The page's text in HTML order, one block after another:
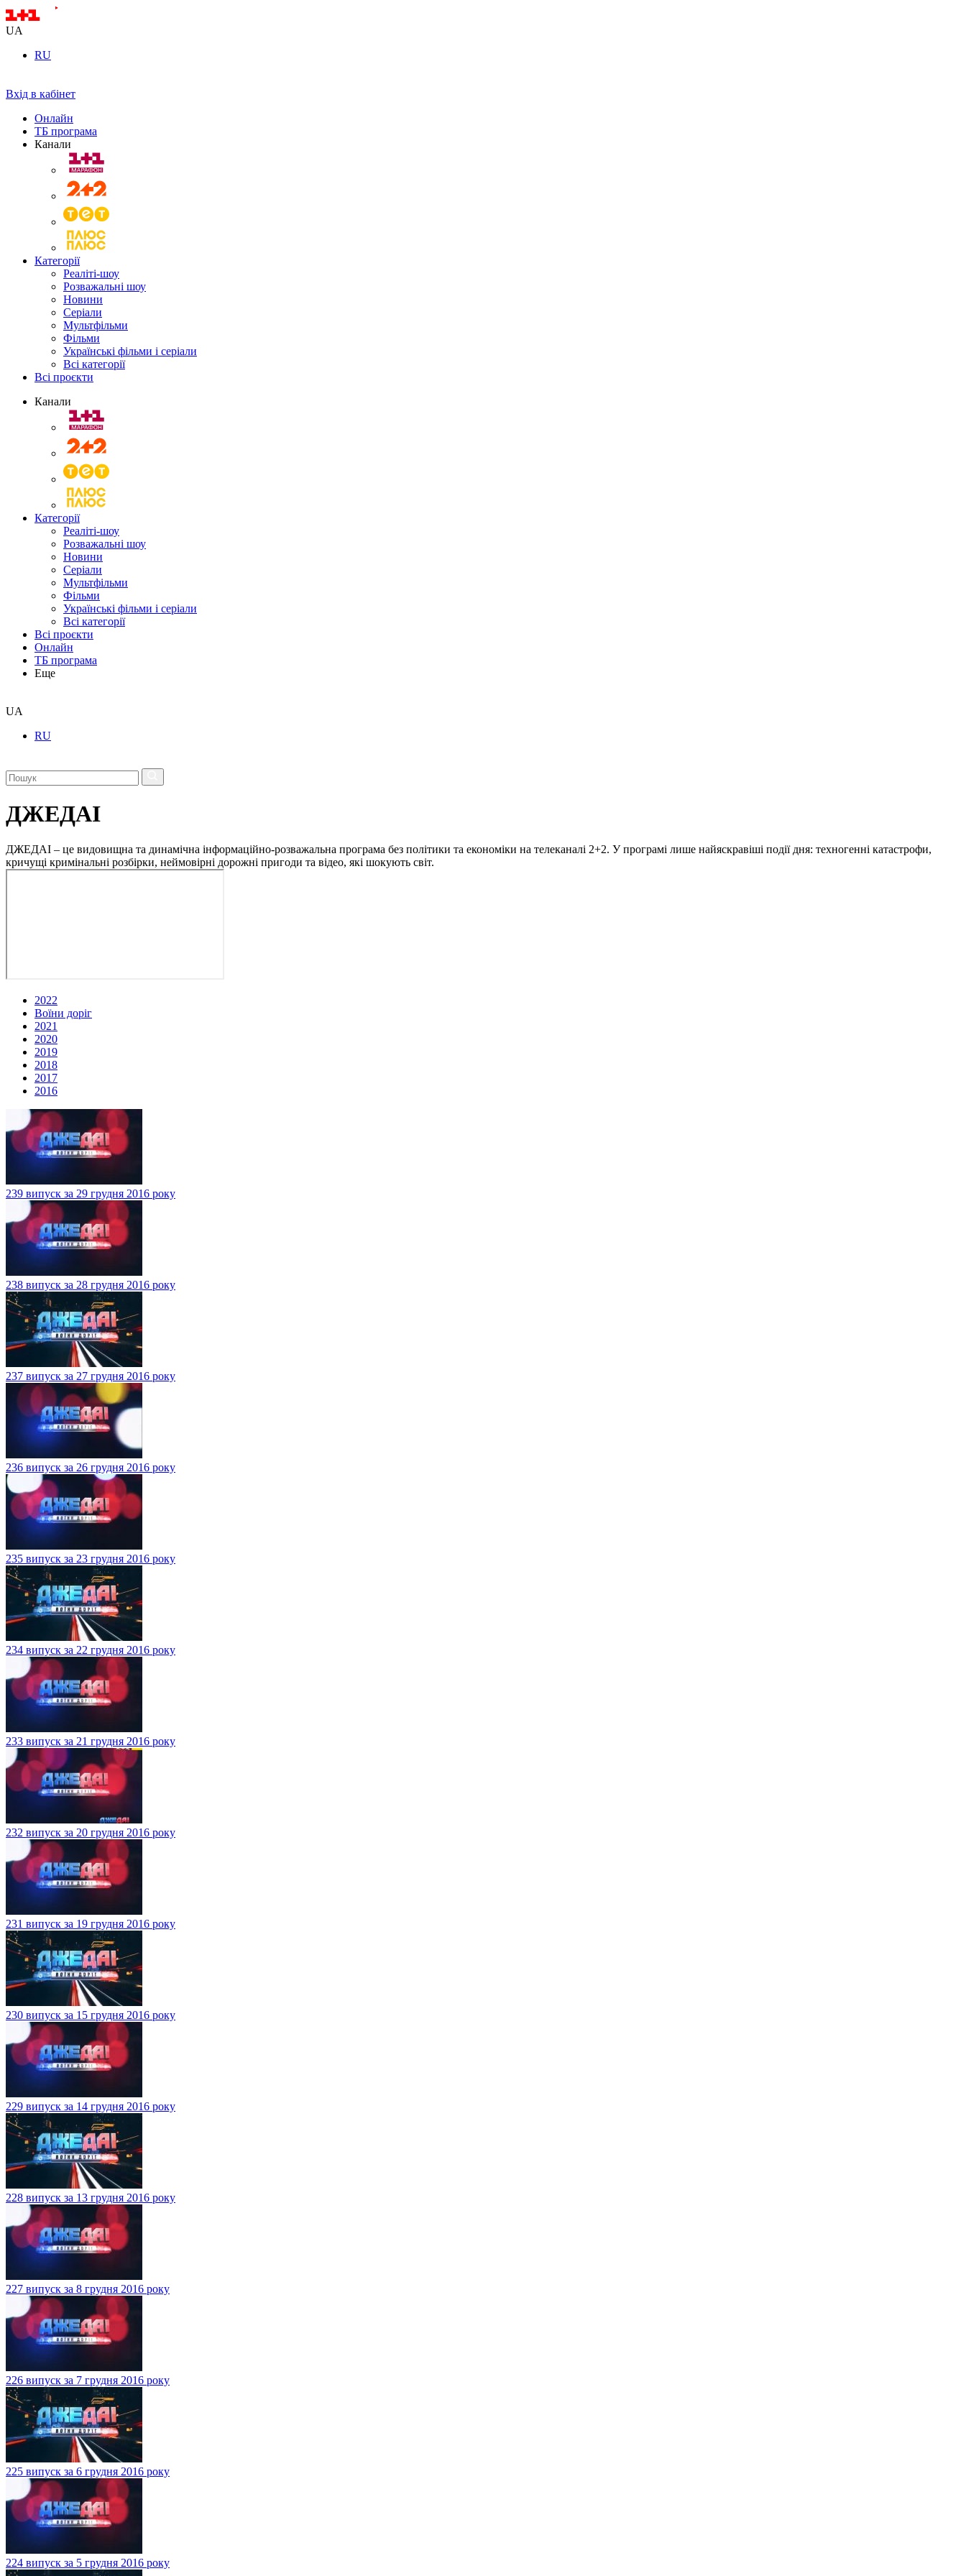
UA
RU
Вхід в кабінет
Онлайн
ТБ програма
Канали
Категорії
Реаліті-шоу
Розважальні шоу
Новини
Серіали
Мультфільми
Фільми
Українські фільми і серіали
Всі категорії
Всі проєкти
Канали
Категорії
Реаліті-шоу
Розважальні шоу
Новини
Серіали
Мультфільми
Фільми
Українські фільми і серіали
Всі категорії
Всі проєкти
Онлайн
ТБ програма
Еще
UA
RU
ДЖЕДАІ
ДЖЕДАІ – це видовищна та динамічна інформаційно-розважальна програма без політики та економіки на телеканалі 2+2. У програмі лише найяскравіші події дня: техногенні катастрофи,
кричущі кримінальні розбірки, неймовірні дорожні пригоди та відео, які шокують світ.
2022
Воїни доріг
2021
2020
2019
2018
2017
2016
239 випуск за 29 грудня 2016 року
238 випуск за 28 грудня 2016 року
237 випуск за 27 грудня 2016 року
236 випуск за 26 грудня 2016 року
235 випуск за 23 грудня 2016 року
234 випуск за 22 грудня 2016 року
233 випуск за 21 грудня 2016 року
232 випуск за 20 грудня 2016 року
231 випуск за 19 грудня 2016 року
230 випуск за 15 грудня 2016 року
229 випуск за 14 грудня 2016 року
228 випуск за 13 грудня 2016 року
227 випуск за 8 грудня 2016 року
226 випуск за 7 грудня 2016 року
225 випуск за 6 грудня 2016 року
224 випуск за 5 грудня 2016 року